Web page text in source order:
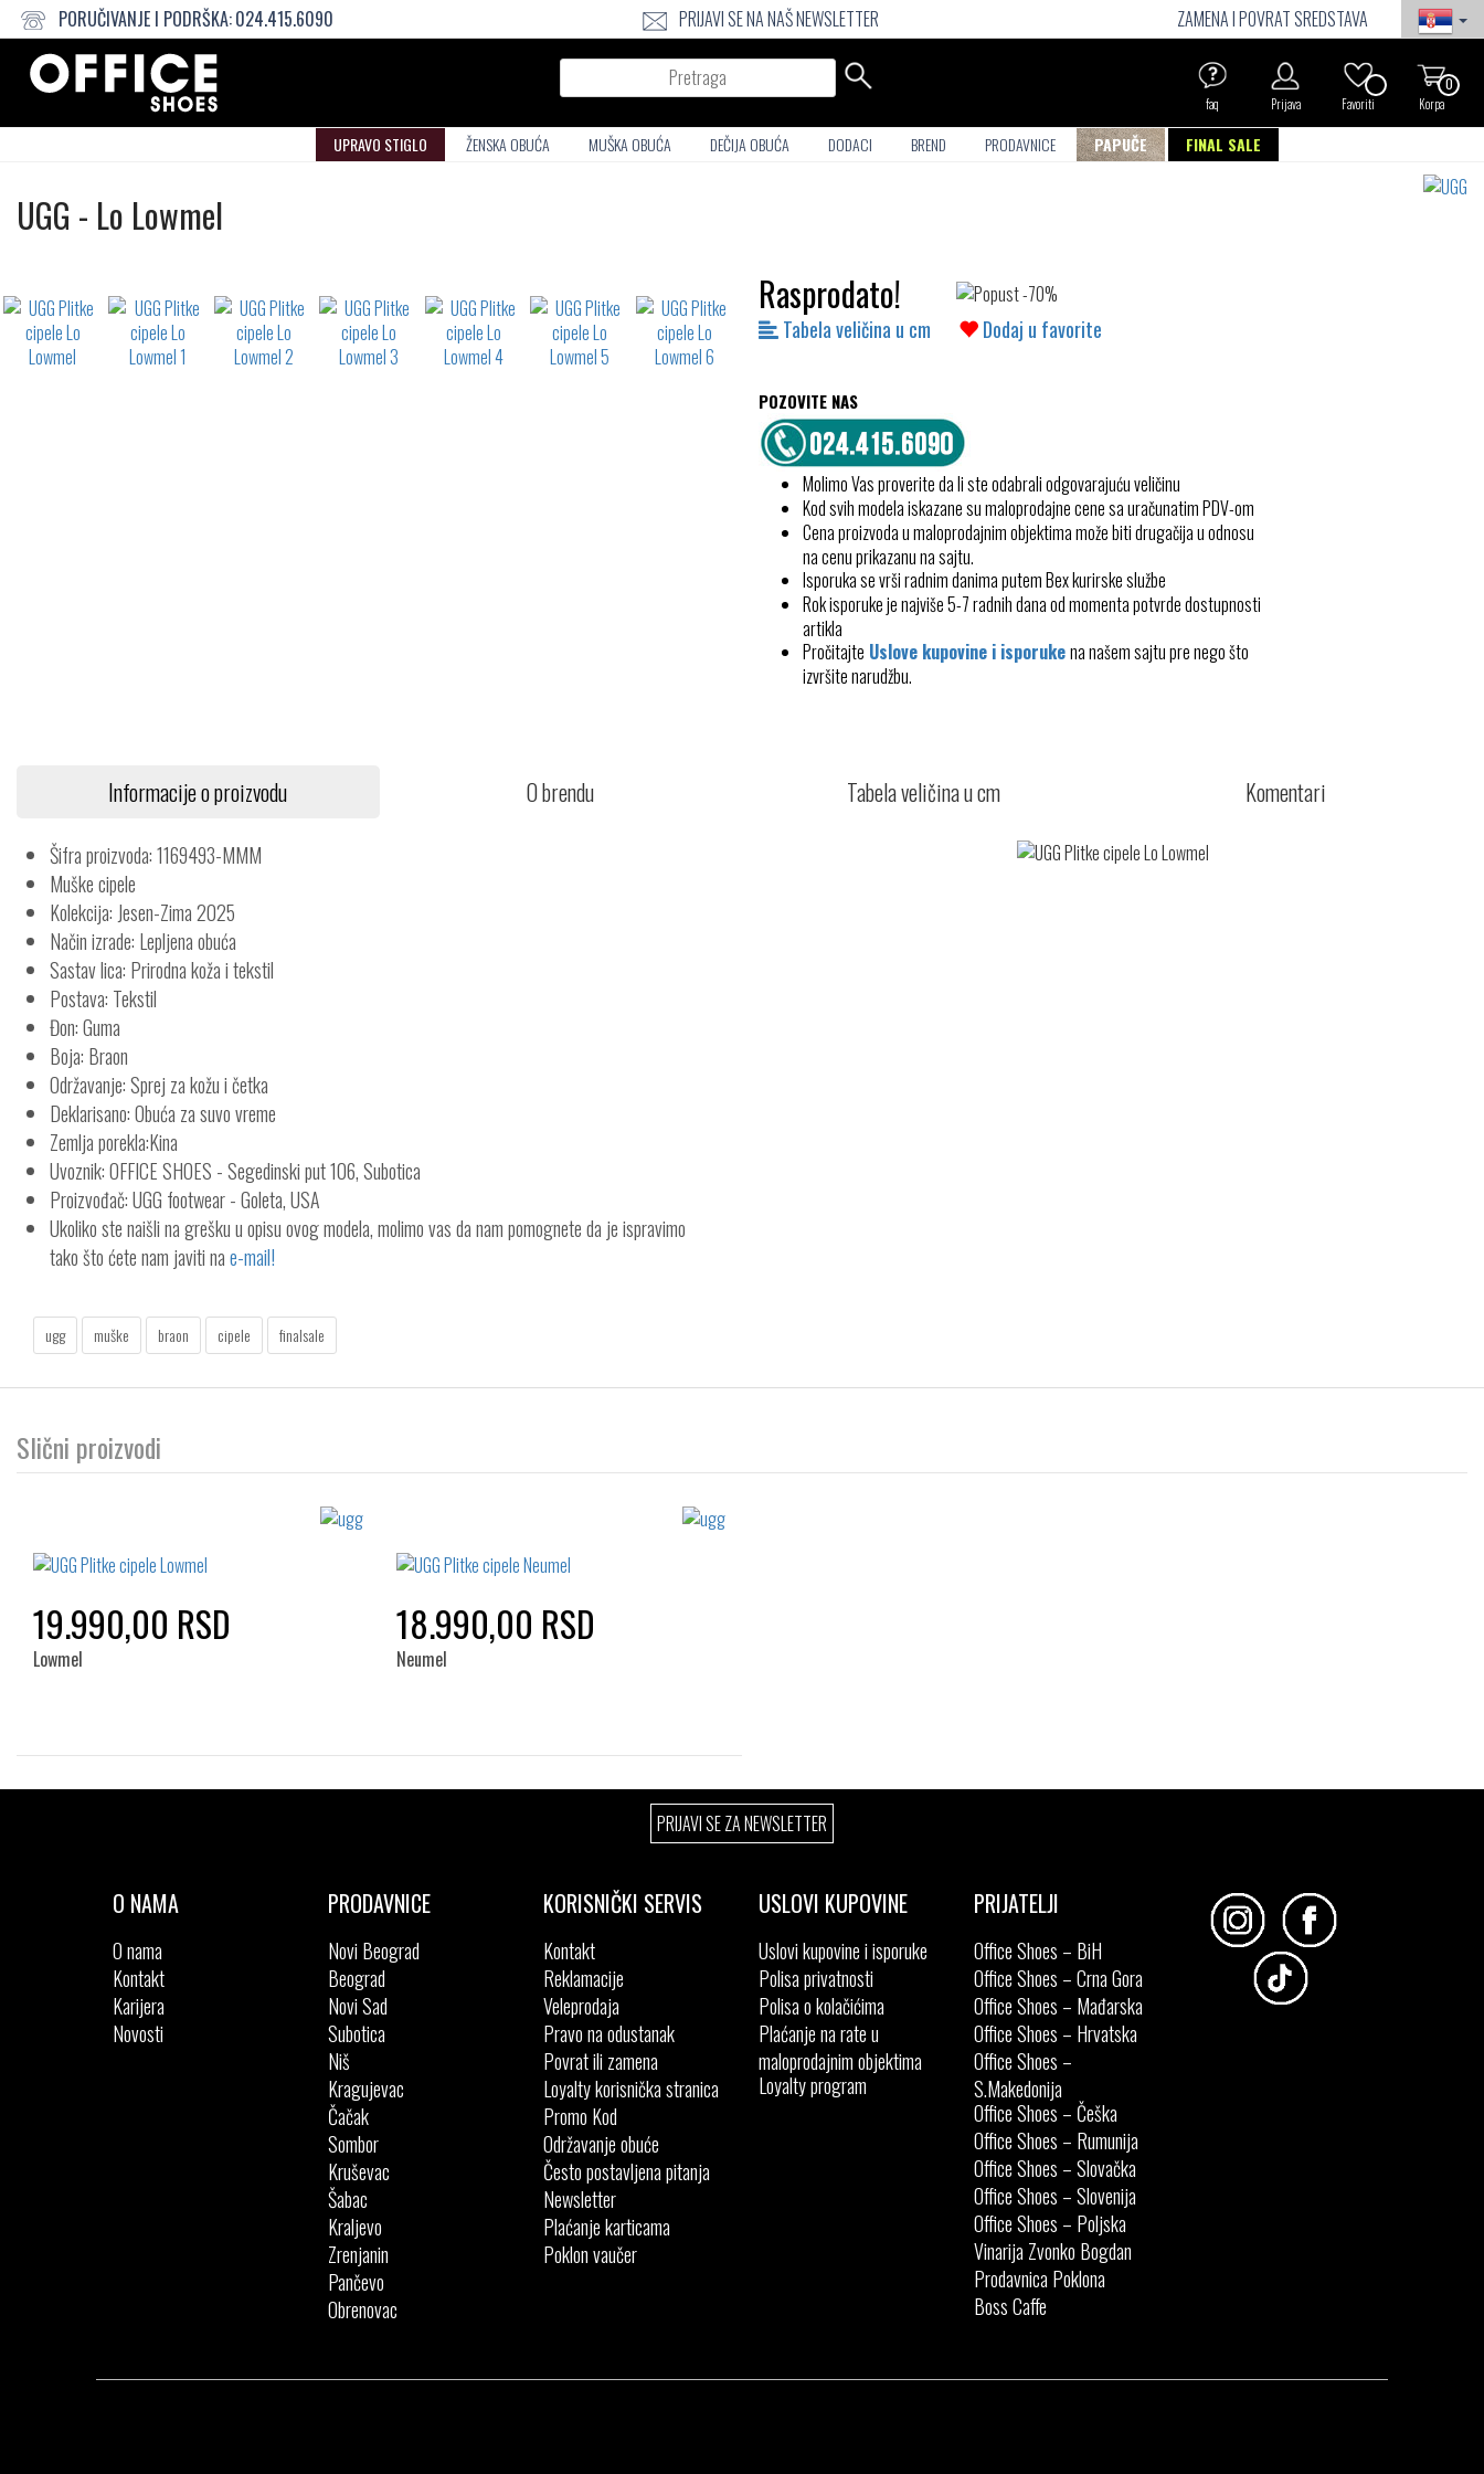
PORUČIVANJE I PODRŠKA:024.415.6090 PRIJAVI SE NA NAŠ NEWSLETTER
ZAMENA I POVRAT SREDSTAVA
Pretraga
0
Korpa
Favoriti
Prijava
faq
UPRAVO STIGLO ŽENSKA OBUĆA MUŠKA OBUĆA DEČIJA OBUĆA DODACI BREND PRODAVNICE PAPUČE FINAL SALE
UGG Plitke
- Lo Lowmel
waterrepellent Rasprodato!
Tabela veličina u cm Dodaj u favorite
POZOVITE NAS
Molimo Vas proverite da li ste odabrali odgovarajuću veličinu
Kod svih modela iskazane su maloprodajne cene sa uračunatim PDV-om
Cena proizvoda u maloprodajnim objektima može biti drugačija u odnosu
na cenu prikazanu na sajtu.
Isporuka se vrši radnim danima putem Bex kurirske službe
Rok isporuke je najviše 5-7 radnih dana od momenta potvrde dostupnosti
artikla
Pročitajte Uslove kupovine i isporukena našem sajtu pre nego što
izvršite narudžbu.
Informacije o proizvodu O brendu Tabela veličina u cm Komentari
Šifra proizvoda: 1169493-MMM
Muške cipele
Kolekcija: Jesen-Zima 2025
Način izrade: Lepljena obuća
Sastav lica: Prirodna koža i tekstil
Postava: Tekstil
Đon: Guma
Boja: Braon
Održavanje: Sprej za kožu i četka
Deklarisano: Obuća za suvo vreme
Zemlja porekla:Kina
Uvoznik: OFFICE SHOES - Segedinski put 106, Subotica
Proizvođač: UGG footwear - Goleta, USA
Ukoliko ste naišli na grešku u opisu ovog modela, molimo vas da nam pomognete da je ispravimo
tako što ćete nam javiti nae-mail!
ugg muške braon cipele finalsale
Slični proizvodi
Izaberi željeni broj:
19.990,00 RSD
Lowmel
Izaberi željeni broj:
18.990,00 RSD
Neumel
PRIJAVI SE ZA NEWSLETTER
O NAMA
O nama
Kontakt
Karijera
Novosti
PRODAVNICE
Novi Beograd
Beograd
Novi Sad
Subotica
Niš
Kragujevac
Čačak
Sombor
Kruševac
Šabac
Kraljevo
Zrenjanin
Pančevo
Obrenovac
KORISNIČKI SERVIS
Kontakt
Reklamacije
Veleprodaja
Pravo na odustanak
Povrat ili zamena
Loyalty korisnička stranica
Promo Kod
Održavanje obuće
Često postavljena pitanja
Newsletter
Plaćanje karticama
Poklon vaučer
USLOVI KUPOVINE
Uslovi kupovine i isporuke
Polisa privatnosti
Polisa o kolačićima
Plaćanje na rate u
maloprodajnim objektima
Loyalty program
PRIJATELJI
Office Shoes – BiH
Office Shoes – Crna Gora
Office Shoes – Mađarska
Office Shoes – Hrvatska
Office Shoes –
S.Makedonija
Office Shoes – Češka
Office Shoes – Rumunija
Office Shoes – Slovačka
Office Shoes – Slovenija
Office Shoes – Poljska
Vinarija Zvonko Bogdan
Prodavnica Poklona
Boss Caffe